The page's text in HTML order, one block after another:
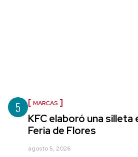
5 MARCAS
KFC elaboró una silleta
Feria de Flores
agosto 5, 2026